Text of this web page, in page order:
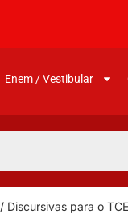
Enem / Vestibular
/ Discursivas para o